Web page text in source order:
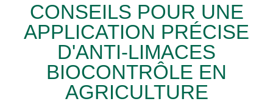
CONSEILS POUR UNE
APPLICATION PRÉCISE
D'ANTI-LIMACES
BIOCONTRÔLE EN
AGRICULTURE